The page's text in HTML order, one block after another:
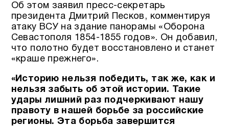
Об этом заявил пресс-секретарь
президента Дмитрий Песков, комментируя
атаку ВСУ на здание панорамы «Оборона
Севастополя 1854-1855 годов». Он добавил,
что полотно будет восстановлено и станет
«краше прежнего».
«Историю нельзя победить, так же, как и
нельзя забыть об этой истории. Такие
удары лишний раз подчеркивают нашу
правоту в нашей борьбе за российские
регионы. Эта борьба завершится